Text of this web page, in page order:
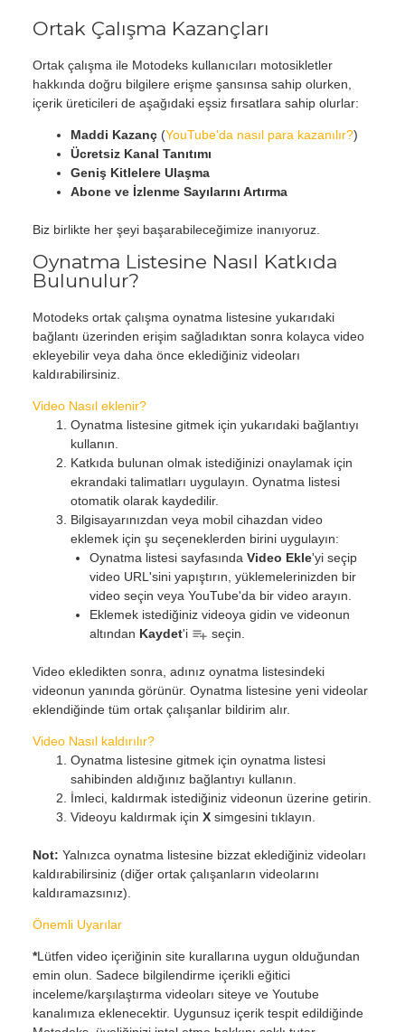
Ortak Çalışma Kazançları
Ortak çalışma ile Motodeks kullanıcıları motosikletler
hakkında doğru bilgilere erişme şansınsa sahip olurken,
içerik üreticileri de aşağıdaki eşsiz fırsatlara sahip olurlar:
Maddi Kazanç(YouTube'da nasıl para kazanılır?)
Ücretsiz Kanal Tanıtımı
Geniş Kitlelere Ulaşma
Abone ve İzlenme Sayılarını Artırma
Biz birlikte her şeyi başarabileceğimize inanıyoruz.
Oynatma Listesine Nasıl Katkıda
Bulunulur?
Motodeks ortak çalışma oynatma listesine yukarıdaki
bağlantı üzerinden erişim sağladıktan sonra kolayca video
ekleyebilir veya daha önce eklediğiniz videoları
kaldırabilirsiniz.
Video Nasıl eklenir?
Oynatma listesine gitmek için yukarıdaki bağlantıyı
kullanın.
Katkıda bulunan olmak istediğinizi onaylamak için
ekrandaki talimatları uygulayın. Oynatma listesi
otomatik olarak kaydedilir.
Bilgisayarınızdan veya mobil cihazdan video
eklemek için şu seçeneklerden birini uygulayın:
Oynatma listesi sayfasında Video Ekle'yi seçip
video URL'sini yapıştırın, yüklemelerinizden bir
video seçin veya YouTube'da bir video arayın.
Eklemek istediğiniz videoya gidin ve videonun
altından Kaydet'i seçin.
Video ekledikten sonra, adınız oynatma listesindeki
videonun yanında görünür. Oynatma listesine yeni videolar
eklendiğinde tüm ortak çalışanlar bildirim alır.
Video Nasıl kaldırılır?
Oynatma listesine gitmek için oynatma listesi
sahibinden aldığınız bağlantıyı kullanın.
İmleci, kaldırmak istediğiniz videonun üzerine getirin.
Videoyu kaldırmak için Xsimgesini tıklayın.
Not: Yalnızca oynatma listesine bizzat eklediğiniz videoları
kaldırabilirsiniz (diğer ortak çalışanların videolarını
kaldıramazsınız).
Önemli Uyarılar
*Lütfen video içeriğinin site kurallarına uygun olduğundan
emin olun. Sadece bilgilendirme içerikli eğitici
inceleme/karşılaştırma videoları siteye ve Youtube
kanalımıza eklenecektir. Uygunsuz içerik tespit edildiğinde